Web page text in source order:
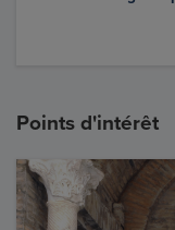
Points d'intérêt